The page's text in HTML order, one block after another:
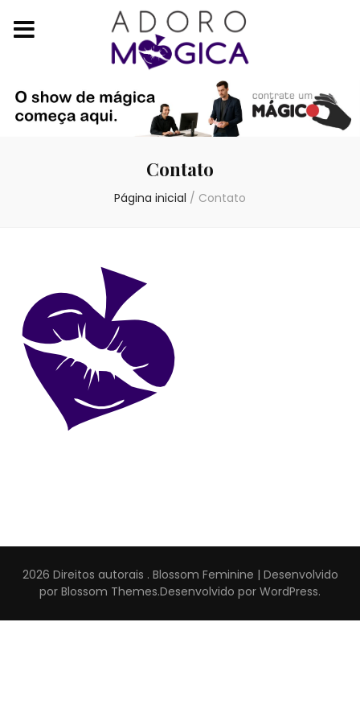
Contato
Página inicial / Contato
2026 Direitos autorais . Blossom Feminine | Desenvolvido
por Blossom Themes.Desenvolvido por WordPress.